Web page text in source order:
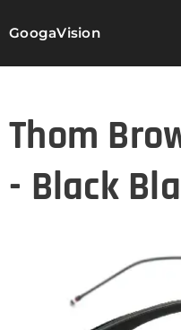
GoogaVision
Thom
- Black